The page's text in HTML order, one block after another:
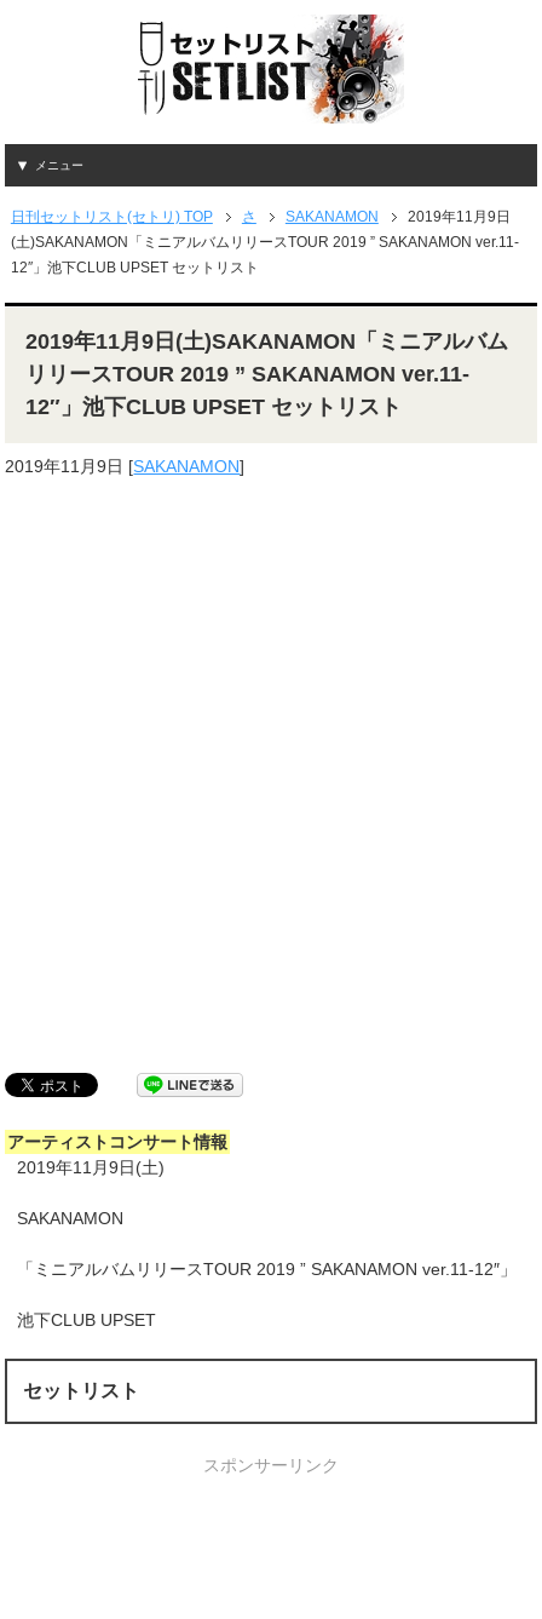
メニュー
日刊セットリスト(セトリ) TOP さ SAKANAMON
2019年11月9日
(土)SAKANAMON「ミニアルバムリリースTOUR 2019 ” SAKANAMON ver.11-
12″」池下CLUB UPSET セットリスト
2019年11月9日(土)SAKANAMON「ミニアルバム
リリースTOUR 2019 ” SAKANAMON ver.11-
12″」池下CLUB UPSET セットリスト
2019年11月9日 [SAKANAMON]
アーティストコンサート情報
2019年11月9日(土)
SAKANAMON
「ミニアルバムリリースTOUR 2019 ” SAKANAMON ver.11-12″」
池下CLUB UPSET
セットリスト
スポンサーリンク